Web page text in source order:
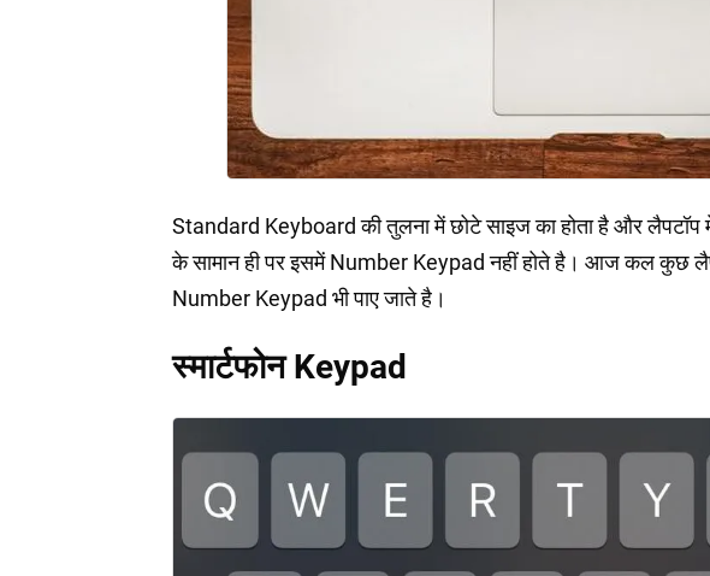
Standard Keyboard की तुलना में छोटे साइज का होता है और
के सामान ही पर इसमें Number Keypad नहीं होते है। आज कल कुछ
Number Keypad भी पाए जाते है।
स्मार्टफोन Keypad